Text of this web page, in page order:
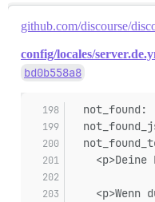
github.com/discourse/
config/locales/
bd0b558a8
not_found:
<p>Deine
<p>Wenn